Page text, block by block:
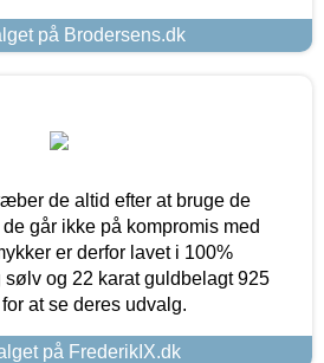
på Brodersens.dk
de altid efter at bruge de
går ikke på kompromis med
er derfor lavet i 100%
og 22 karat guldbelagt 925
at se deres udvalg.
på FrederikIX.dk